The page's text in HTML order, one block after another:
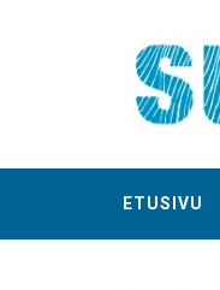
ETUSIVU